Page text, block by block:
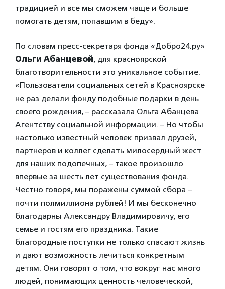
традицией и все мы сможем чаще и больше
помогать детям, попавшим в беду».
По словам пресс-секретаря фонда «Добро24.ру»
Ольги Абанцевой, для красноярской
благотворительности это уникальное событие.
«Пользователи социальных сетей в Красноярске
не раз делали фонду подобные подарки в день
своего рождения, – рассказала Ольга Абанцева
Агентству социальной информации. – Но чтобы
настолько известный человек призвал друзей,
партнеров и коллег сделать милосердный жест
для наших подопечных, – такое произошло
впервые за шесть лет существования фонда.
Честно говоря, мы поражены суммой сбора –
почти полмиллиона рублей! И мы бесконечно
благодарны Александру Владимировичу, его
семье и гостям его праздника. Такие
благородные поступки не только спасают жизнь
и дают возможность лечиться конкретным
детям. Они говорят о том, что вокруг нас много
людей, понимающих ценность человеческой,